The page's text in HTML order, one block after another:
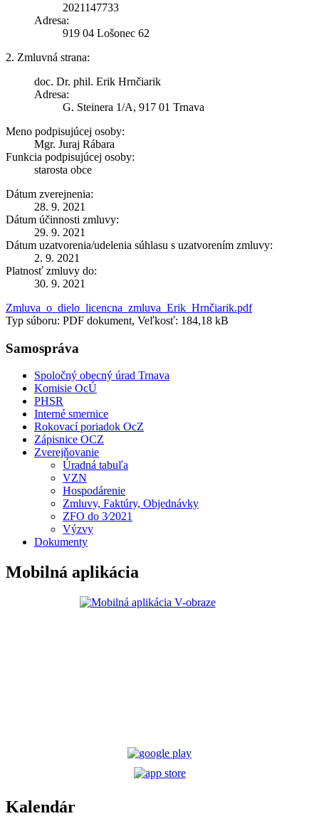
2021147733
Adresa:
919 04 Lošonec 62
2. Zmluvná strana:
doc. Dr. phil. Erik Hrnčiarik
Adresa:
G. Steinera 1/A, 917 01 Trnava
Meno podpisujúcej osoby:
Mgr. Juraj Rábara
Funkcia podpisujúcej osoby:
starosta obce
Dátum zverejnenia:
28. 9. 2021
Dátum účinnosti zmluvy:
29. 9. 2021
Dátum uzatvorenia/udelenia súhlasu s uzatvorením zmluvy:
2. 9. 2021
Platnosť zmluvy do:
30. 9. 2021
Zmluva_o_dielo_licencna_zmluva_Erik_Hrnčiarik.pdf
Typ súboru: PDF dokument, Veľkosť: 184,18 kB
Samospráva
Spoločný obecný úrad Trnava
Komisie OcÚ
PHSR
Interné smernice
Rokovací poriadok OcZ
Zápisnice OCZ
Zverejňovanie
Úradná tabuľa
VZN
Hospodárenie
Zmluvy, Faktúry, Objednávky
ZFO do 3⁄2021
Výzvy
Dokumenty
Mobilná aplikácia
Kalendár